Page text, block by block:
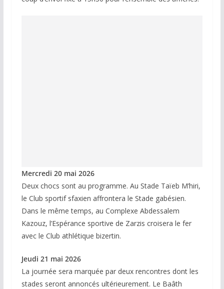
Mercredi 20 mai 2026
Deux chocs sont au programme. Au Stade Taïeb M’hiri,
le Club sportif sfaxien affrontera le Stade gabésien.
Dans le même temps, au Complexe Abdessalem
Kazouz, l’Espérance sportive de Zarzis croisera le fer
avec le Club athlétique bizertin.
Jeudi 21 mai 2026
La journée sera marquée par deux rencontres dont les
stades seront annoncés ultérieurement. Le Baâth